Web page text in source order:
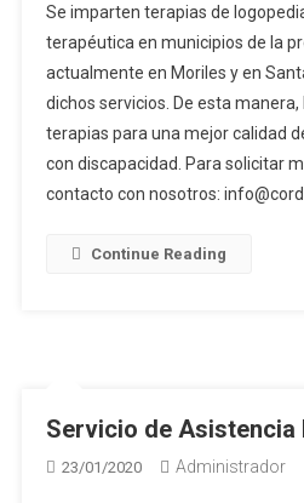
Se imparten terapias de
terapéutica en municipios de la
actualmente en Moriles y en
dichos servicios. De esta
terapias para una mejor calidad
con discapacidad. Para solicitar
contacto con nosotros:
Continue Reading
Servicio de Asistencia
23/01/2020 Administrador